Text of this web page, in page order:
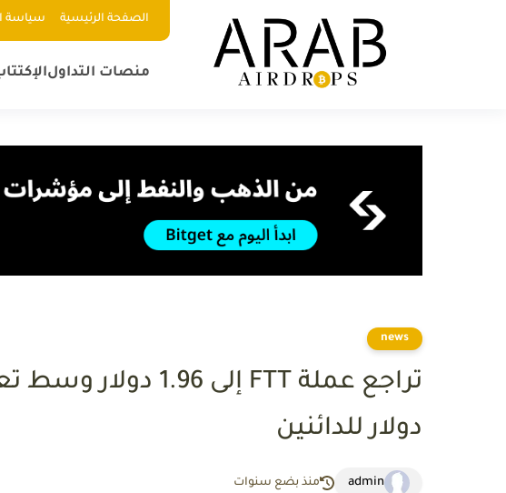
الصفحة الرئيسية سياسة
منصات التداول
news
دولار للدائنين
admin منذ بضع سنوات